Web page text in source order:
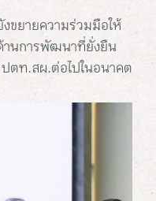
ขยายความร่วมมือให้
นการพัฒนาที่ยั่งยืน
ตท.สผ.ต่อไปในอนาคต